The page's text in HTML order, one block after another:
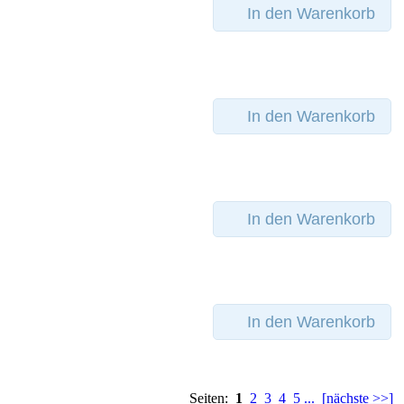
In den Warenkorb
In den Warenkorb
In den Warenkorb
In den Warenkorb
Seiten: 1 2 3 4 5 ... [nächste >>]